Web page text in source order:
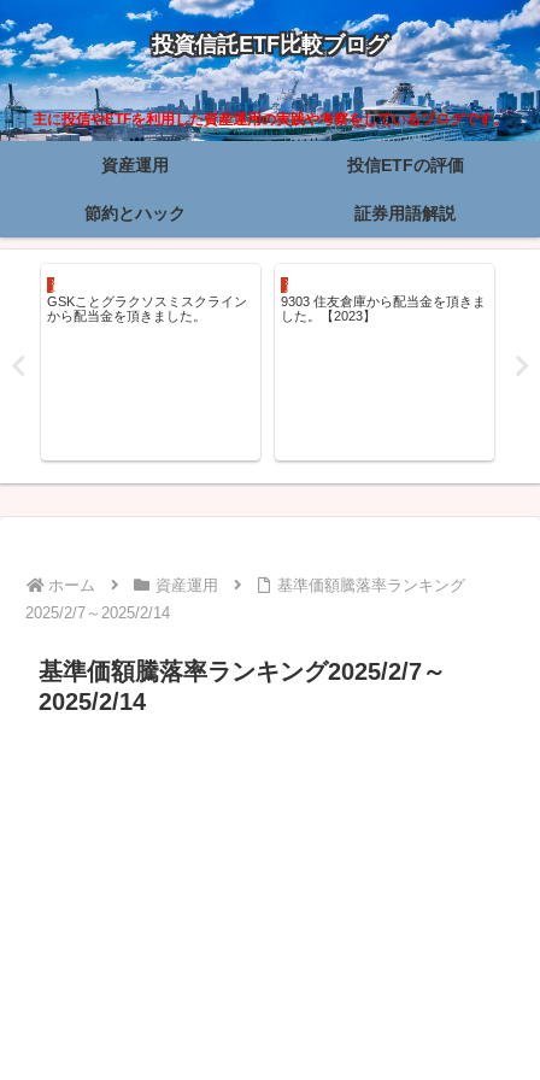
投資信託ETF比較ブログ
主に投信やETFを利用した資産運用の実践や考察をしているブログです。
資産運用 投信ETFの評価
節約とハック 証券用語解説
資産運用
GSKことグラクソスミスクライン
から配当金を頂きました。
資産運用
9303 住友倉庫から配当金を頂きま
した。【2023】
ホーム 資産運用
基準価額騰落率ランキング
2025/2/7～2025/2/14
基準価額騰落率ランキング2025/2/7～
2025/2/14